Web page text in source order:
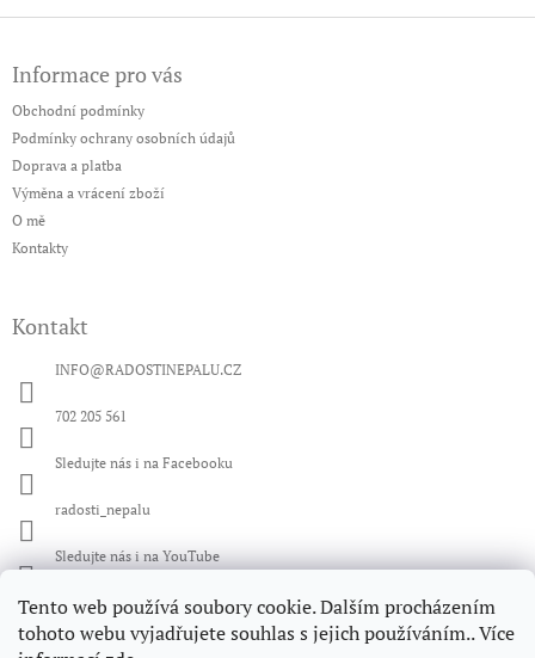
Tento web používá soubory cookie. Dalším procházením
tohoto webu vyjadřujete souhlas s jejich používáním.. Více
Informace pro vás
Obchodní podmínky
Podmínky ochrany osobních údajů
Doprava a platba
Výměna a vrácení zboží
O mě
Kontakty
Kontakt
INFO@RADOSTINEPALU.CZ
702 205 561
Sledujte nás i na Facebooku
radosti_nepalu
Sledujte nás i na YouTube
Facebook